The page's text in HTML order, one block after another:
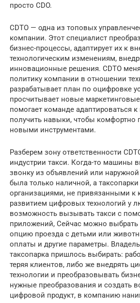
просто CDO.
CDTO — одна из топовых
компании. Этот специалист
бизнес-процессы, адаптирует их к
технологическим изменениям,
инновационные решения. CDTO
политику компании в отношении
разрабатывает план по оцифровке
просчитывает новые
помогает команде адаптироваться
получить навыки, чтобы комфортно
новыми инструментами.
Разберем зону ответственности
индустрии такси. Когда-то машины
звонку из объявлений или
была только наличной, а
организациями, не привязанными к
развитием цифровых технологий у
возможность вызывать такси с
приложений, Сейчас можно выбрать
опцию проезда с детьми или
оплаты и другие параметры.
таксопарка пришлось выбирать:
теряя клиентов, либо же внедрять
технологии и преобразовывать
нужные преобразования и создать
цифровой продукт, в компанию